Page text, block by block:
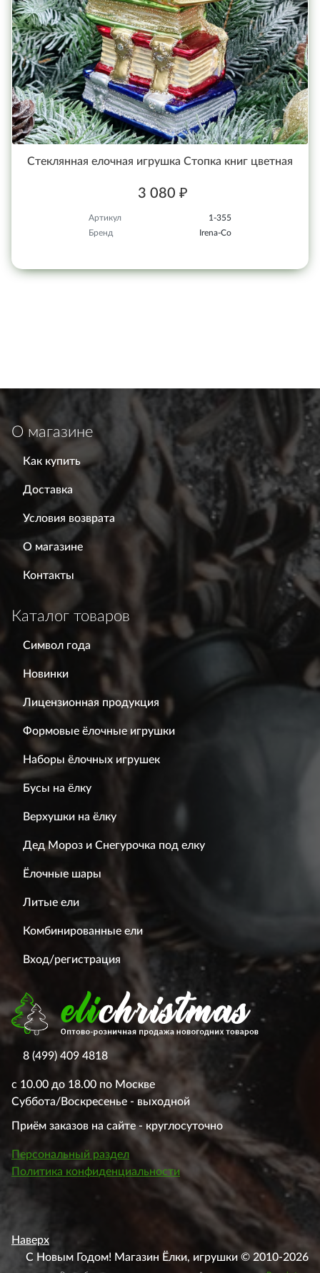
Стеклянная елочная игрушка Стопка книг цветная
3 080 ₽
Артикул
1-355
Бренд
Irena-Co
О магазине
Как купить
Доставка
Условия возврата
О магазине
Контакты
Каталог товаров
Символ года
Новинки
Лицензионная продукция
Формовые ёлочные игрушки
Наборы ёлочных игрушек
Бусы на ёлку
Верхушки на ёлку
Дед Мороз и Снегурочка под елку
Ёлочные шары
Литые ели
Комбинированные ели
Вход/регистрация
8 (499) 409 4818
с 10.00 до 18.00 по Москве
Суббота/Воскресенье - выходной
Приём заказов на сайте - круглосуточно
Персональный раздел
Политика конфиденциальности
Наверх
С Новым Годом! Магазин Ёлки, игрушки © 2010-2026